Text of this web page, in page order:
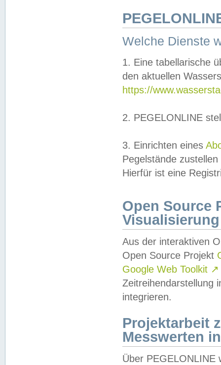
Welche Dienste
1. Eine tabellarische
den aktuellen
https://
2. PEGELONLINE
3. Einrichten eines
Pegelstände
Hierfür ist eine
Open Source
Visualisierung
Aus der interaktiven
Open Source Projekt
Google Web Toolkit ↗
Zeitreihendarstellung
integrieren.
Projektarbeit
Messwerten
Über PEGELONLINE